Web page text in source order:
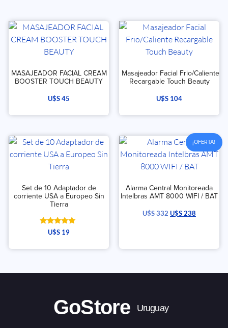
MASAJEADOR FACIAL CREAM
BOOSTER TOUCH BEAUTY
U$S45
Masajeador Facial Frio/Caliente
Recargable Touch Beauty
U$S 104
Set de 10 Adaptador de
corriente USA a Europeo Sin
Tierra
Valorado
con
de 5
U$S 19
¡OFERTA!
Alarma Central Monitoreada
Intelbras AMT 8000 WIFI / BAT
U$S332U$S238
GoStore Uruguay